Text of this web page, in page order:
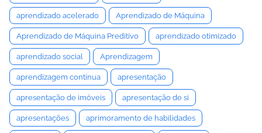
aprendizado acelerado Aprendizado de Máquina
Aprendizado de Máquina Preditivo aprendizado otimizado
aprendizado social Aprendizagem
aprendizagem contínua apresentação
apresentação de imóveis apresentação de si
apresentações aprimoramento de habilidades